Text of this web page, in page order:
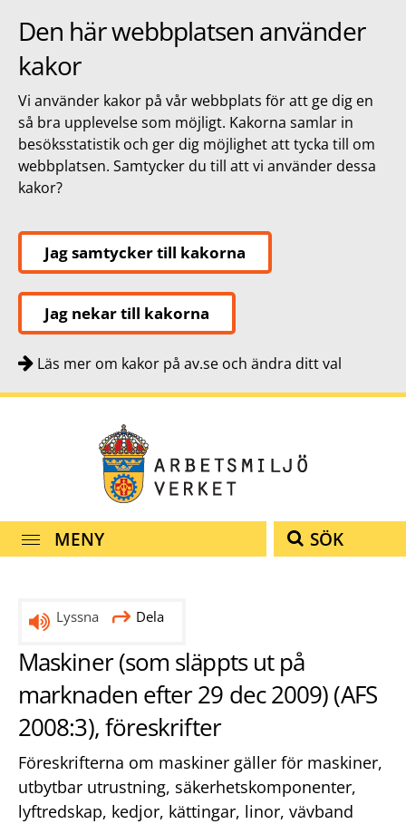
Den här webbplatsen använder
kakor
Vi använder kakor på vår webbplats för att ge dig en
så bra upplevelse som möjligt. Kakorna samlar in
besöksstatistik och ger dig möjlighet att tycka till om
webbplatsen. Samtycker du till att vi använder dessa
kakor?
Jag samtycker till kakorna
Jag nekar till kakorna
Läs mer om kakor på av.se och ändra ditt val
MENY SÖK
Lyssna Dela
Maskiner (som släppts ut på
marknaden efter 29 dec 2009) (AFS
2008:3), föreskrifter
Föreskrifterna om maskiner gäller för maskiner,
utbytbar utrustning, säkerhetskomponenter,
lyftredskap, kedjor, kättingar, linor, vävband